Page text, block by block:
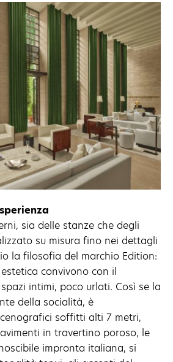
sia delle stanze che degli
su misura fino nei dettagli
la filosofia del marchio Edition:
convivono con il
intimi, poco urlati. Così se la
della socialità, è
soffitti alti 7 metri,
in travertino poroso, le
impronta italiana, si